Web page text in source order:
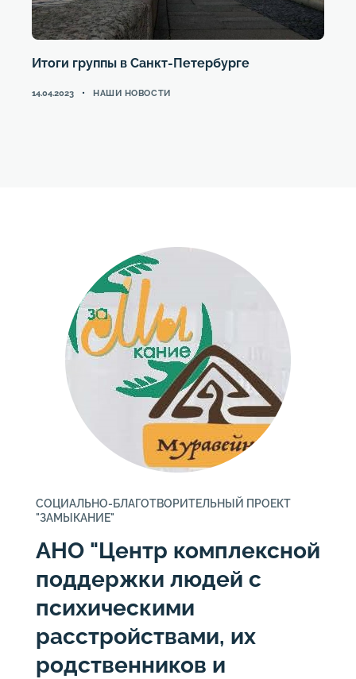
Итоги группы в Санкт-Петербурге
14.04.2023 CATEGORIES
НАШИ НОВОСТИ
СОЦИАЛЬНО-БЛАГОТВОРИТЕЛЬНЫЙ ПРОЕКТ
"ЗАМЫКАНИЕ"
АНО "Центр комплексной
поддержки людей с
психическими
расстройствами, их
родственников и